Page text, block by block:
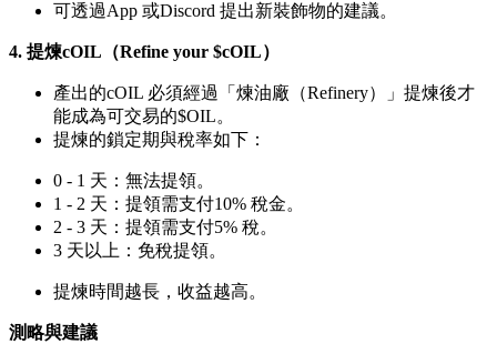
可透過App 或Discord 提出新裝飾物的建議。
4. 提煉cOIL（Refine your $cOIL）
產出的cOIL 必須經過「煉油廠（Refinery）」提煉後才
能成為可交易的$OIL。
提煉的鎖定期與稅率如下：
0 - 1 天：無法提領。
1 - 2 天：提領需支付10% 稅金。
2 - 3 天：提領需支付5% 稅。
3 天以上：免稅提領。
提煉時間越長，收益越高。
測略與建議